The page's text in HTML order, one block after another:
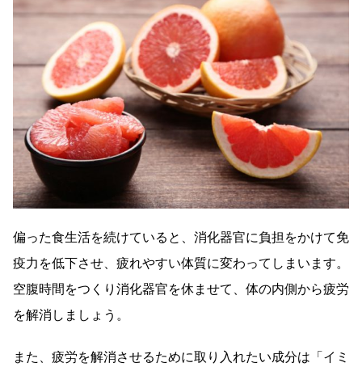
偏った食生活を続けていると、消化器官に負担をかけて免
疫力を低下させ、疲れやすい体質に変わってしまいます。
空腹時間をつくり消化器官を休ませて、体の内側から疲労
を解消しましょう。
また、疲労を解消させるために取り入れたい成分は「イミ